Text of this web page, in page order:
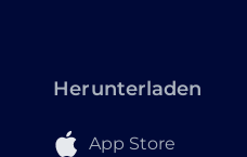
Herunterladen
App Store